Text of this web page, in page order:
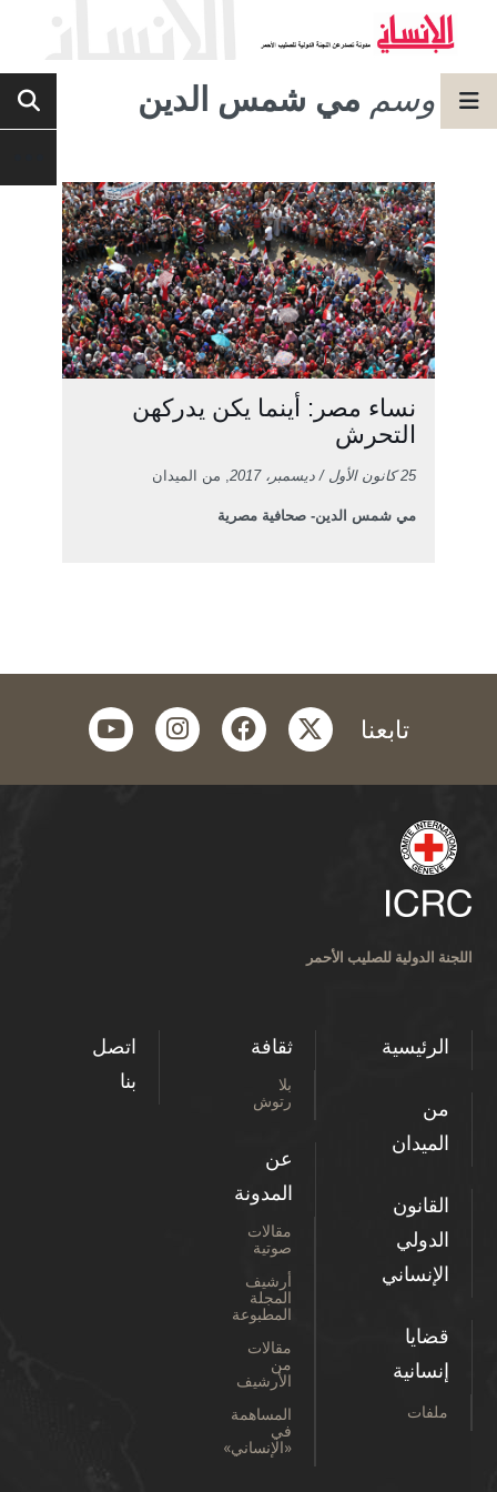
وسم مي شمس الدين
نساء مصر: أينما يكن يدركهن
التحرش
25 كانون الأول / ديسمبر، 2017 , من الميدان
مي شمس الدين- صحافية مصرية
تابعنا twitter
facebook
instagram
youtube
اللجنة الدولية للصليب الأحمر
الرئيسية
من
الميدان
القانون
الدولي
الإنساني
قضايا
إنسانية
ملفات
ثقافة
بلا
رتوش
عن
المدونة
مقالات
صوتية
أرشيف
المجلة
المطبوعة
مقالات
من
الأرشيف
المساهمة
في
«الإنساني»
اتصل
بنا